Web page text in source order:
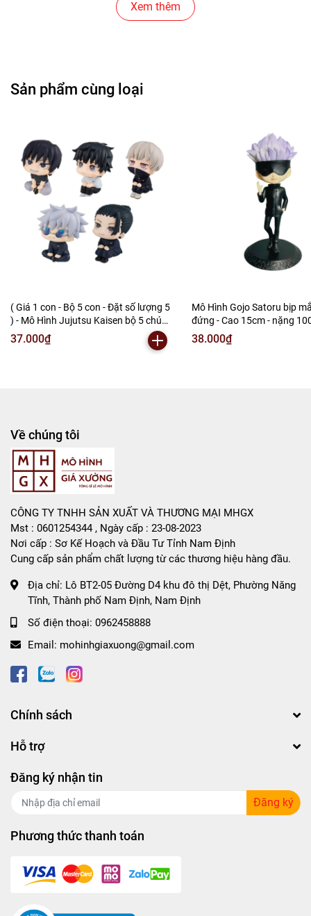
✅Vỏ hộp kèm sản phẩm : Box màu
Xem thêm
Sản phẩm cùng loại
( Giá 1 con - Bộ 5 con - Đặt số lượng 5
) - Mô Hình Jujutsu Kaisen bộ 5 chú
thuật hồi chiến - Cao 9-10cm - nặng
200gram - No Box : bọc túi OPP -
37.000₫
Mô Hình Gojo Satoru bịp
đứng - Cao 15cm - nặng
No Box - Figure anime
- (VAT : G873-84) - K59-T1-
38.000₫
Về chúng tôi
CÔNG TY TNHH SẢN XUẤT VÀ THƯƠNG MẠI MHGX
Mst : 0601254344 , Ngày cấp : 23-08-2023
Nơi cấp : Sơ Kế Hoạch và Đầu Tư Tỉnh Nam Định
Cung cấp sản phẩm chất lượng từ các thương hiệu hàng đầu.
Địa chỉ: Lô BT2-05 Đường D4 khu đô thị Dệt, Phường Năng
Tĩnh, Thành phố Nam Định, Nam Định
Số điện thoại: 0962458888
Email: mohinhgiaxuong@gmail.com
Chính sách
Hỗ trợ
Đăng ký nhận tin
Đăng ký
Phương thức thanh toán